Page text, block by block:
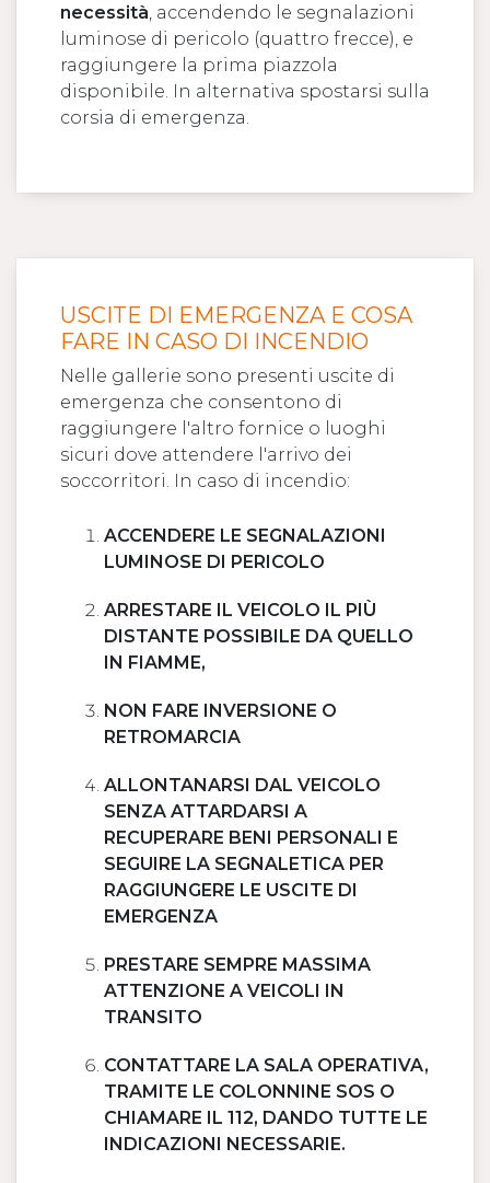
necessità, accendendo le segnalazioni
luminose di pericolo (quattro frecce), e
raggiungere la prima piazzola
disponibile. In alternativa spostarsi sulla
corsia di emergenza.
USCITE DI EMERGENZA E COSA
FARE IN CASO DI INCENDIO
Nelle gallerie sono presenti uscite di
emergenza che consentono di
raggiungere l'altro fornice o luoghi
sicuri dove attendere l'arrivo dei
soccorritori. In caso di incendio:
ACCENDERE LE SEGNALAZIONI
LUMINOSE DI PERICOLO
ARRESTARE IL VEICOLO IL PIÙ
DISTANTE POSSIBILE DA QUELLO
IN FIAMME,
NON FARE INVERSIONE O
RETROMARCIA
ALLONTANARSI DAL VEICOLO
SENZA ATTARDARSI A
RECUPERARE BENI PERSONALI E
SEGUIRE LA SEGNALETICA PER
RAGGIUNGERE LE USCITE DI
EMERGENZA
PRESTARE SEMPRE MASSIMA
ATTENZIONE A VEICOLI IN
TRANSITO
CONTATTARE LA SALA OPERATIVA,
TRAMITE LE COLONNINE SOS O
CHIAMARE IL 112, DANDO TUTTE LE
INDICAZIONI NECESSARIE.